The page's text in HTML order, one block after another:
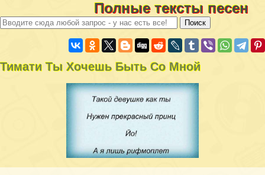
Полные тексты песен
Тимати Ты Хочешь Быть Со Мной